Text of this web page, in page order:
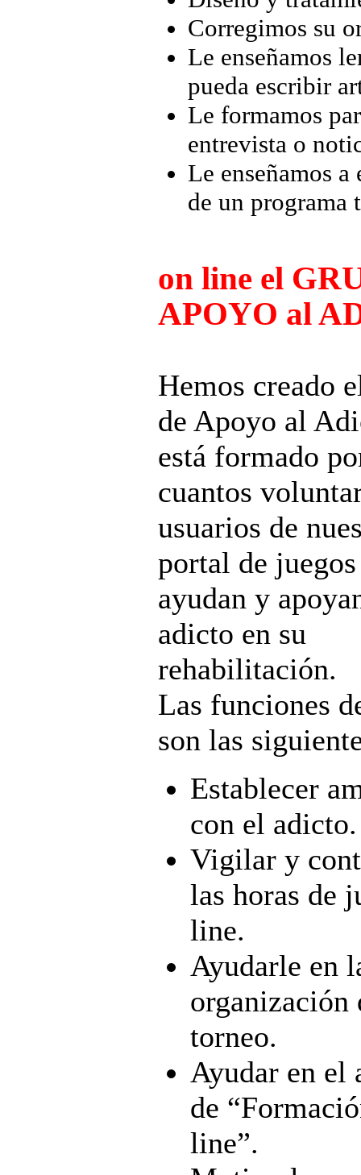
Corregimos su
Le enseñamos
pueda escribir
Le formamos
entrevista o
Le enseñamos
de un programa
on line el
APOYO al
Hemos creado
de Apoyo al
está formado
cuantos
usuarios de
portal de
ayudan y
adicto en su
rehabilitación.
Las funciones
son las
Establecer
con el adicto.
Vigilar y
las horas de
line.
Ayudarle en
organización
torneo.
Ayudar en el
de
line”.